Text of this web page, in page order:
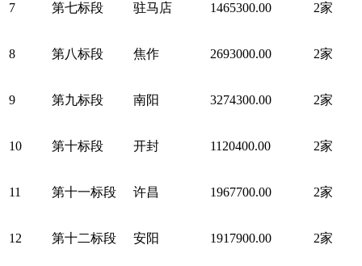
7 第七标段 驻马店 1465300.00 2家
8 第八标段 焦作 2693000.00 2家
9 第九标段 南阳 3274300.00 2家
10 第十标段 开封 1120400.00 2家
11 第十一标段 许昌 1967700.00 2家
12 第十二标段 安阳 1917900.00 2家